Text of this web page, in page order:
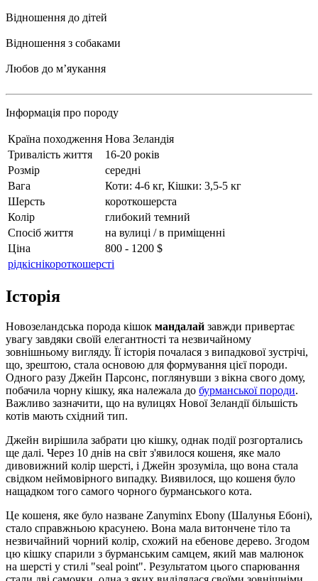
Відношення до дітей
Відношення з собаками
Любов до мʼяукання
Інформація про породу
Країна походження Нова Зеландія
Тривалість життя
16-20 років
Розмір
середні
Вага
Коти: 4-6 кг, Кішки: 3,5-5 кг
Шерсть
короткошерста
Колір
глибокий темний
Спосіб життя
на вулиці / в приміщенні
Ціна
800 - 1200 $
рідкіснікороткошерсті
Історія
Новозеландська порода кішок мандалай завжди привертає
увагу завдяки своїй елегантності та незвичайному
зовнішньому вигляду. Її історія почалася з випадкової зустрічі,
що, зрештою, стала основою для формування цієї породи.
Одного разу Джейн Парсонс, поглянувши з вікна свого дому,
побачила чорну кішку, яка належала до бурманської породи.
Важливо зазначити, що на вулицях Нової Зеландії більшість
котів мають східний тип.
Джейн вирішила забрати цю кішку, однак події розгортались
ще далі. Через 10 днів на світ з'явилося кошеня, яке мало
дивовижний колір шерсті, і Джейн зрозуміла, що вона стала
свідком неймовірного випадку. Виявилося, що кошеня було
нащадком того самого чорного бурманського кота.
Це кошеня, яке було назване Zanyminx Ebony (Шалунья Ебоні),
стало справжньою красунею. Вона мала витончене тіло та
незвичайний чорний колір, схожий на ебенове дерево. Згодом
цю кішку спарили з бурманським самцем, який мав малюнок
на шерсті у стилі "seal point". Результатом цього спарювання